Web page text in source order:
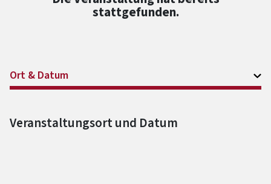
stattgefunden.
Ort & Datum
Veranstaltungsort und Datum